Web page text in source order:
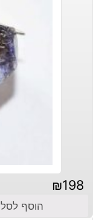
₪198
הוסף לסל